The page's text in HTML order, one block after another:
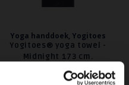
Yoga handdoek, Yogitoes
Yogitoes® yoga towel -
Midnight 173 cm.
Yogitoes® Yoga Towel -Midnight
antislip yoga mat handdoek. Met